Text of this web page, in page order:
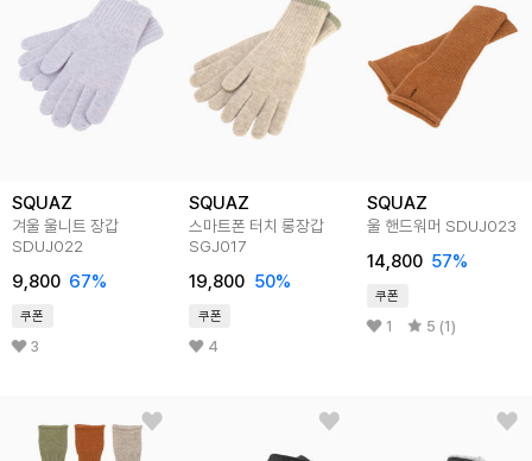
SQUAZ
겨울 울니트 장갑
SDUJ022
9,800 67%
쿠폰
3
SQUAZ
스마트폰 터치 롱장갑
SGJ017
19,800 50%
쿠폰
4
SQUAZ
울 핸드워머 SDUJ023
14,800 57%
쿠폰
1 5 (1)